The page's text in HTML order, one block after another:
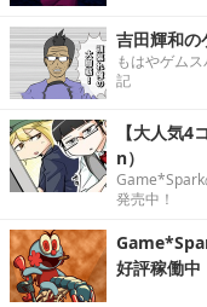
吉田輝和の
もはやゲム
記
【大人気
n）
Game*Spark
発売中！
好評稼働中